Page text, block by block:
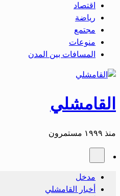
اقتصاد
رياضة
مجتمع
منوعات
المسافات بين المدن
القامشلي
منذ ١٩٩٩ مستمرون
مدخل
أخبار القامشلي